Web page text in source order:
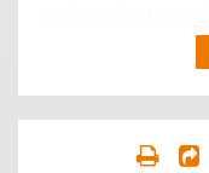
grote bezwaren
kapitaalverwatering
overnamepremie